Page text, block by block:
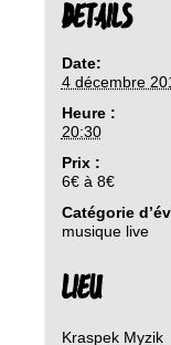
DETAILS
Date:
4 décembre
Heure :
20:30
Prix :
6€ à 8€
Catégorie
musique live
LIEU
Kraspek Myzik